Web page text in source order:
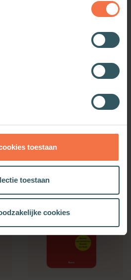
toestaan
toestaan
cookies
Leven in tijden van